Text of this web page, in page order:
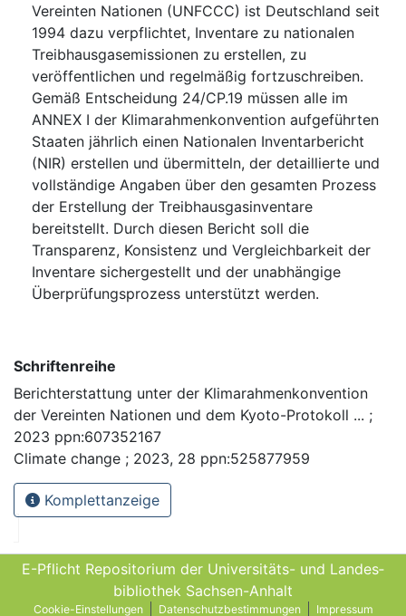
Vereinten Nationen (⁠UNFCCC⁠) ist Deutschland seit
1994 dazu verpflichtet, Inventare zu nationalen
Treibhausgasemissionen zu erstellen, zu
veröffentlichen und regelmäßig fortzuschreiben.
Gemäß Entscheidung 24/CP.19 müssen alle im
ANNEX I der Klimarahmenkonvention aufgeführten
Staaten jährlich einen Nationalen Inventarbericht
(NIR) erstellen und übermitteln, der detaillierte und
vollständige Angaben über den gesamten Prozess
der Erstellung der Treibhausgasinventare
bereitstellt. Durch diesen Bericht soll die
Transparenz, Konsistenz und Vergleichbarkeit der
Inventare sichergestellt und der unabhängige
Überprüfungsprozess unterstützt werden.
Schriftenreihe
Berichterstattung unter der Klimarahmenkonvention
der Vereinten Nationen und dem Kyoto-Protokoll ... ;
2023 ppn:607352167
Climate change ; 2023, 28 ppn:525877959
Komplettanzeige
E-Pflicht Repositorium der Universitäts- und Landes­
bibliothek Sachsen-Anhalt
Cookie-Einstellungen Datenschutzbestimmungen Impressum